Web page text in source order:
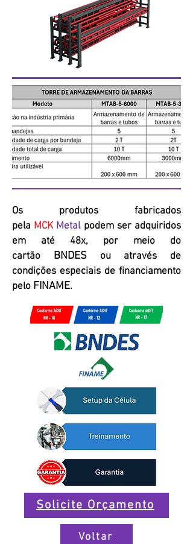
Os produtos fabricados
pela MCK Metal podem ser adquiridos
em até 48x, por meio do
cartão BNDESou através de
condições especiais de financiamento
pelo FINAME.
Solicite Orçamento
Voltar